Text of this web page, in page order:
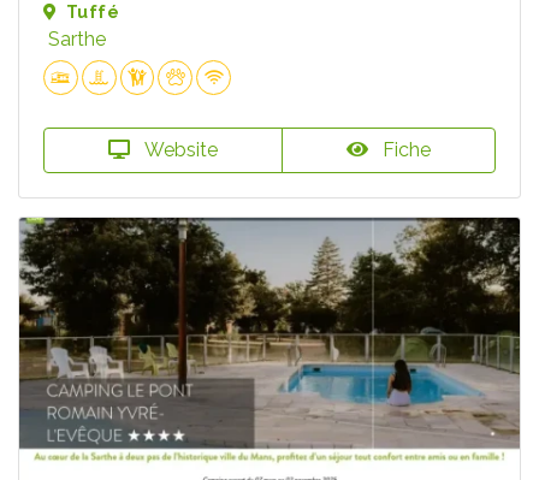
Tuffé
Sarthe
Website Fiche